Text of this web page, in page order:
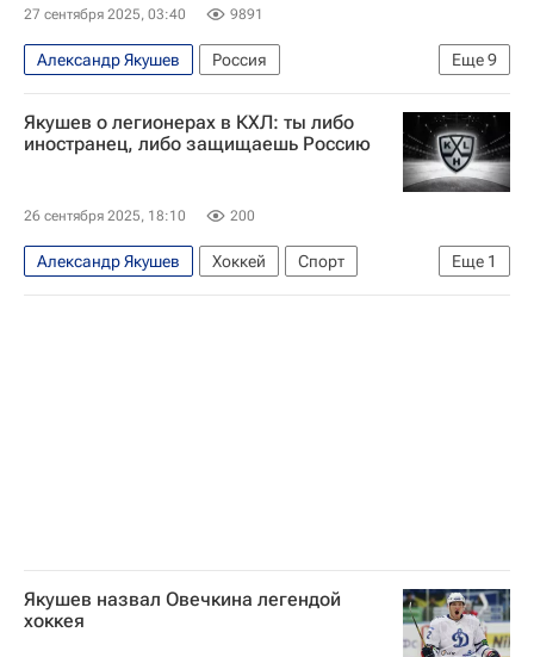
27 сентября 2025, 03:40 9891
Еще9
Александр Якушев
Россия
Великобритания
СССР
Феликс Дзержинский
Ян Флеминг
Федеральная служба безопасности РФ (ФСБ России)
Британская разведывательная служба MI6
Северный поток
Общество
Якушев о легионерах в КХЛ: ты либо
иностранец, либо защищаешь Россию
26 сентября 2025, 18:10 200
Еще 1
Александр Якушев Хоккей
Спорт
КХЛ 2025-2026
Якушев назвал Овечкина легендой
хоккея